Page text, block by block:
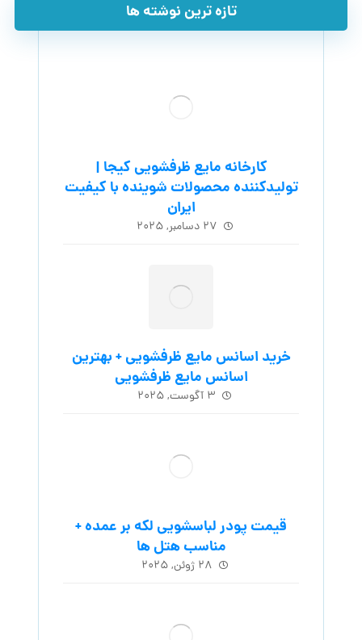
تازه ترین نوشته ها
کارخانه مایع ظرفشویی کیجا |
تولیدکننده محصولات شوینده با کیفیت
ایران
۲۷ دسامبر, ۲۰۲۵
خرید اسانس مایع ظرفشویی + بهترین
اسانس مایع ظرفشویی
۳ آگوست, ۲۰۲۵
قیمت پودر لباسشویی لکه بر عمده +
مناسب هتل ها
۲۸ ژوئن, ۲۰۲۵